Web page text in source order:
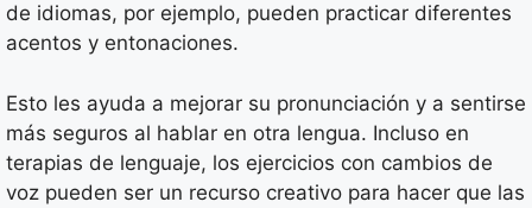
de idiomas, por ejemplo, pueden practicar diferentes
acentos y entonaciones.
Esto les ayuda a mejorar su pronunciación y a sentirse
más seguros al hablar en otra lengua. Incluso en
terapias de lenguaje, los ejercicios con cambios de
voz pueden ser un recurso creativo para hacer que las